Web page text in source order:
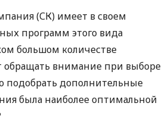
(СК) имеет в своем
программ этого вида
большом количестве
обращать внимание при выборе
подобрать дополнительные
была наиболее оптимальной